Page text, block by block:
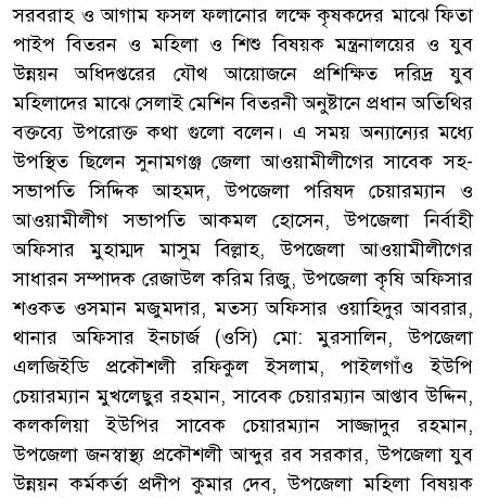
সরবরাহ ও আগাম ফসল ফলানোর লক্ষে কৃষকদের মাঝে ফিতা
পাইপ বিতরন ও মহিলা ও শিশু বিষয়ক মন্ত্রনালয়ের ও যুব
উন্নয়ন অধিদপ্তরের যৌথ আয়োজনে প্রশিক্ষিত দরিদ্র যুব
মহিলাদের মাঝে সেলাই মেশিন বিতরনী অনুষ্টানে প্রধান অতিথির
বক্তব্যে উপরোক্ত কথা গুলো বলেন। এ সময় অন্যান্যের মধ্যে
উপস্থিত ছিলেন সুনামগঞ্জ জেলা আওয়ামীলীগের সাবেক সহ-
সভাপতি সিদ্দিক আহমদ, উপজেলা পরিষদ চেয়ারম্যান ও
আওয়ামীলীগ সভাপতি আকমল হোসেন, উপজেলা নির্বাহী
অফিসার মুহাম্মদ মাসুম বিল্লাহ, উপজেলা আওয়ামীলীগের
সাধারন সম্পাদক রেজাউল করিম রিজু, উপজেলা কৃষি অফিসার
শওকত ওসমান মজুমদার, মতস্য অফিসার ওয়াহিদুর আবরার,
থানার অফিসার ইনচার্জ (ওসি) মো: মুরসালিন, উপজেলা
এলজিইডি প্রকৌশলী রফিকুল ইসলাম, পাইলগাঁও ইউপি
চেয়ারম্যান মুখলেছুর রহমান, সাবেক চেয়ারম্যান আপ্তাব উদ্দিন,
কলকলিয়া ইউপির সাবেক চেয়ারম্যান সাজ্জাদুর রহমান,
উপজেলা জনস্বাস্থ্য প্রকৌশলী আব্দুর রব সরকার, উপজেলা যুব
উন্নয়ন কর্মকর্তা প্রদীপ কুমার দেব, উপজেলা মহিলা বিষয়ক